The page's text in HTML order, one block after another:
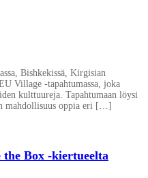
Bishkekissä, Kirgisian
Village -tapahtumassa, joka
kulttuureja. Tapahtumaan löysi
mahdollisuus oppia eri […]
the Box -kiertueelta